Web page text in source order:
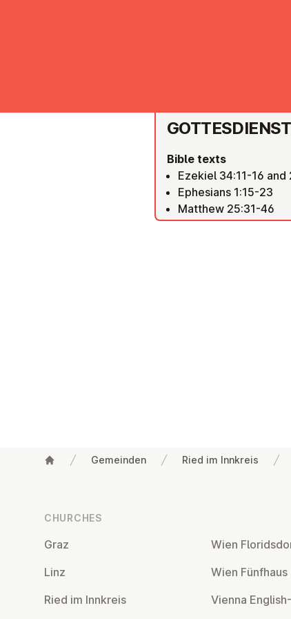
GOTTES­DI­ENST
Bible texts
Ezekiel 34:11-16
Ephesians 1:15-23
Matthew 25:31-46
Gemeinden Ried im Innkreis
CHURCHES
Graz
Linz
Ried im Innkreis
Wien
Wien Fünfhaus
Vienna